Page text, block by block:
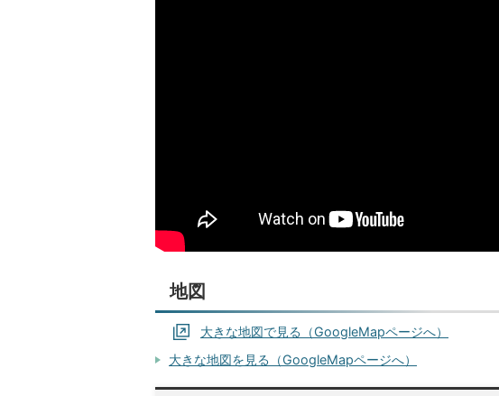
地図
大きな地図で見る（GoogleMapページへ）
大きな地図を見る（GoogleMapページへ）